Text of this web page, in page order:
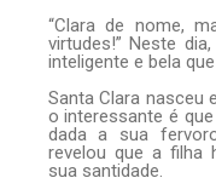
“Clara de nome,
virtudes!” Neste
inteligente e bela
Santa Clara nasceu
o interessante é
dada a sua
revelou que a filha
sua santidade.